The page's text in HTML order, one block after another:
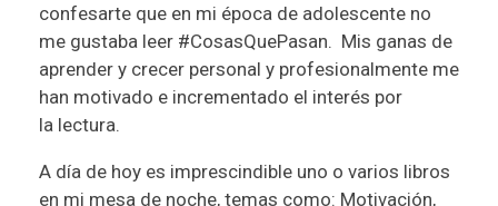
confesarte que en mi época de adolescente no
me gustaba leer #CosasQuePasan. Mis ganas de
aprender y crecer personal y profesionalmente me
han motivado e incrementado el interés por
la lectura.
A día de hoy es imprescindible uno o varios libros
en mi mesa de noche, temas como: Motivación,